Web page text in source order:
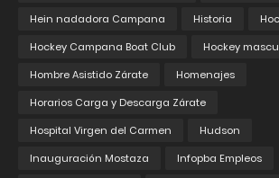
Hein nadadora Campana
Historia
Hockey Campana Boat Club
Hockey
Hombre Asistido Zárate
Homenajes
Horarios Carga y Descarga Zárate
Hospital Virgen del Carmen
Hudson
Inauguración Mostaza
Infopba Empleos